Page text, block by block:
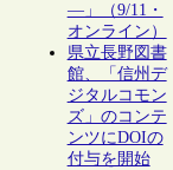
―」（9/11・
オンライン）
県立長野図書
館、「信州デ
ジタルコモン
ズ」のコンテ
ンツにDOIの
付与を開始